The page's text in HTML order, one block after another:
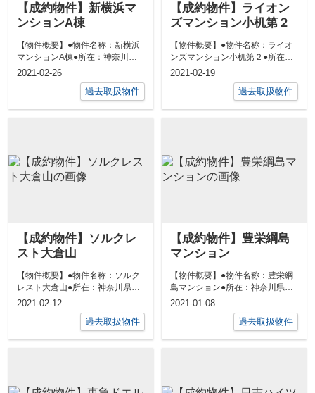
【成約物件】新横浜マ
ンションA棟
【物件概要】●物件名称：新横浜
マンションA棟●所在：神奈川県
横浜市港北区菊名６丁目21-7●交
2021-02-26
過去取扱物件
【成約物件】ライオン
ズマンション小机第２
【物件概要】●物件名称：ライオ
ンズマンション小机第２●所在：
神奈川県横浜市港北区鳥山町
2021-02-19
過去取扱物件
【成約物件】ソルクレ
スト大倉山
【物件概要】●物件名称：ソルク
レスト大倉山●所在：神奈川県横
浜市港北区師岡町245-29●交通：
2021-02-12
過去取扱物件
【成約物件】豊栄綱島
マンション
【物件概要】●物件名称：豊栄綱
島マンション●所在：神奈川県横
浜市港北区綱島上町４６－３●交
2021-01-08
過去取扱物件